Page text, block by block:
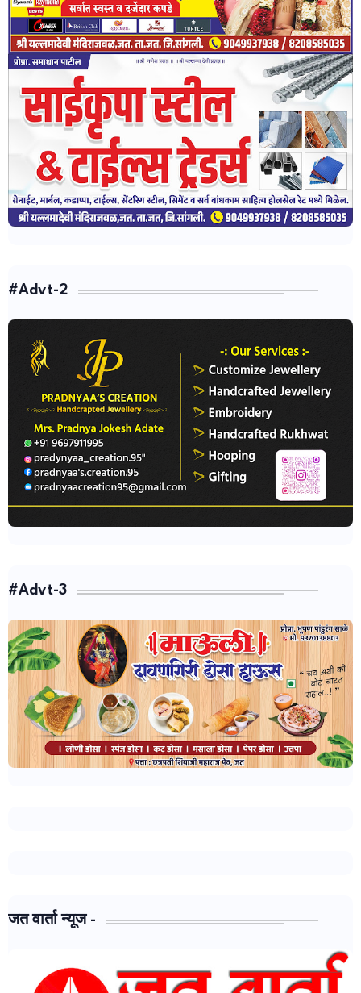
#Advt-2
#Advt-3
जत वार्ता न्यूज -